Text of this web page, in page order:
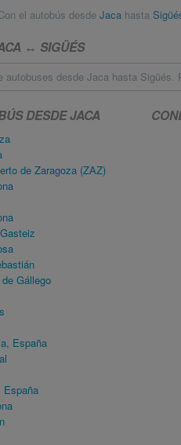
el autobús desde Jaca hasta
↔ SIGÜÉS
autobuses desde Jaca hasta Sigüés.
DESDE JACA
de Zaragoza (ZAZ)
Gállego
España